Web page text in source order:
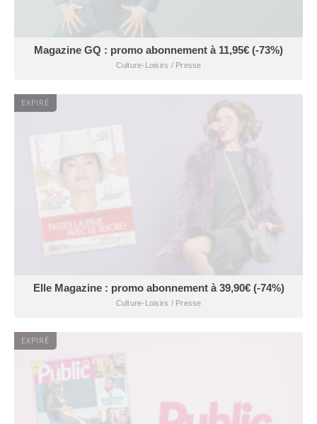
Magazine GQ : promo abonnement à 11,95€ (-73%)
Culture-Loisirs / Presse
EXPIRÉ
Elle Magazine : promo abonnement à 39,90€ (-74%)
Culture-Loisirs / Presse
EXPIRÉ